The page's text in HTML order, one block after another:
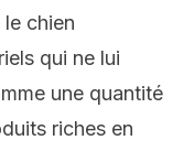
chien
qui ne lui
une quantité
riches en